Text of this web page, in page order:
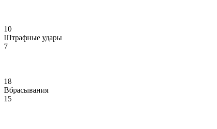
10
Штрафные удары
7
18
Вбрасывания
15